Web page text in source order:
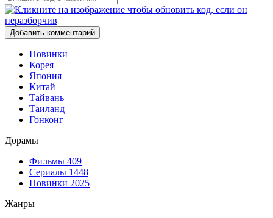
Добавить комментарий
Новинки
Корея
Япония
Китай
Тайвань
Таиланд
Гонконг
Дорамы
Фильмы 409
Сериалы 1448
Новинки 2025
Жанры